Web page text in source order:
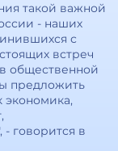
такой важной
- наших
с
встреч
общественной
предложить
экономика,
говорится в